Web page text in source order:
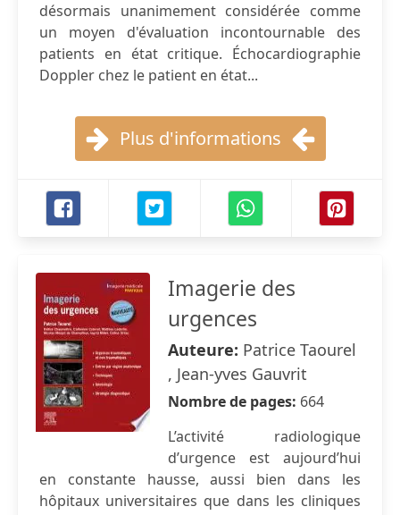
désormais unanimement considérée comme
un moyen d'évaluation incontournable des
patients en état critique. Échocardiographie
Doppler chez le patient en état...
Plus d'informations
Imagerie des
urgences
Auteure: Patrice Taourel
, Jean-yves Gauvrit
Nombre de pages: 664
L’activité radiologique
d’urgence est aujourd’hui
en constante hausse, aussi bien dans les
hôpitaux universitaires que dans les cliniques